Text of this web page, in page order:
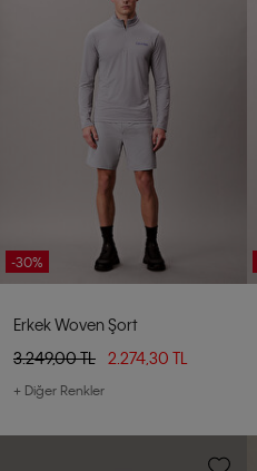
-30%
Erkek Woven Şort
3.249,00 TL
2.274,30 TL
+ Diğer Renkler